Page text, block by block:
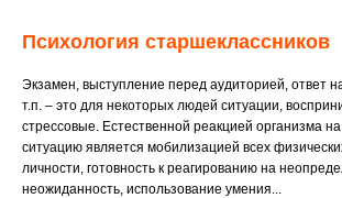
Психология старшеклассников
Экзамен, выступление перед аудиторией, ответ
т.п. – это для некоторых людей ситуации,
стрессовые. Естественной реакцией организма
ситуацию является мобилизацией всех
личности, готовность к реагированию на
неожиданность, использование умения...